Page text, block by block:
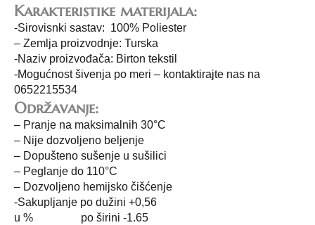
Karakteristike materijala:
-Sirovisnki sastav: 100% Poliester
– Zemlja proizvodnje: Turska
-Naziv proizvođača: Birton tekstil
-Mogućnost šivenja po meri – kontaktirajte nas na
0652215534
Održavanje:
– Pranje na maksimalnih 30°C
– Nije dozvoljeno beljenje
– Dopušteno sušenje u sušilici
– Peglanje do 110°C
– Dozvoljeno hemijsko čišćenje
-Sakupljanje po dužini +0,56
u % po širini -1.65